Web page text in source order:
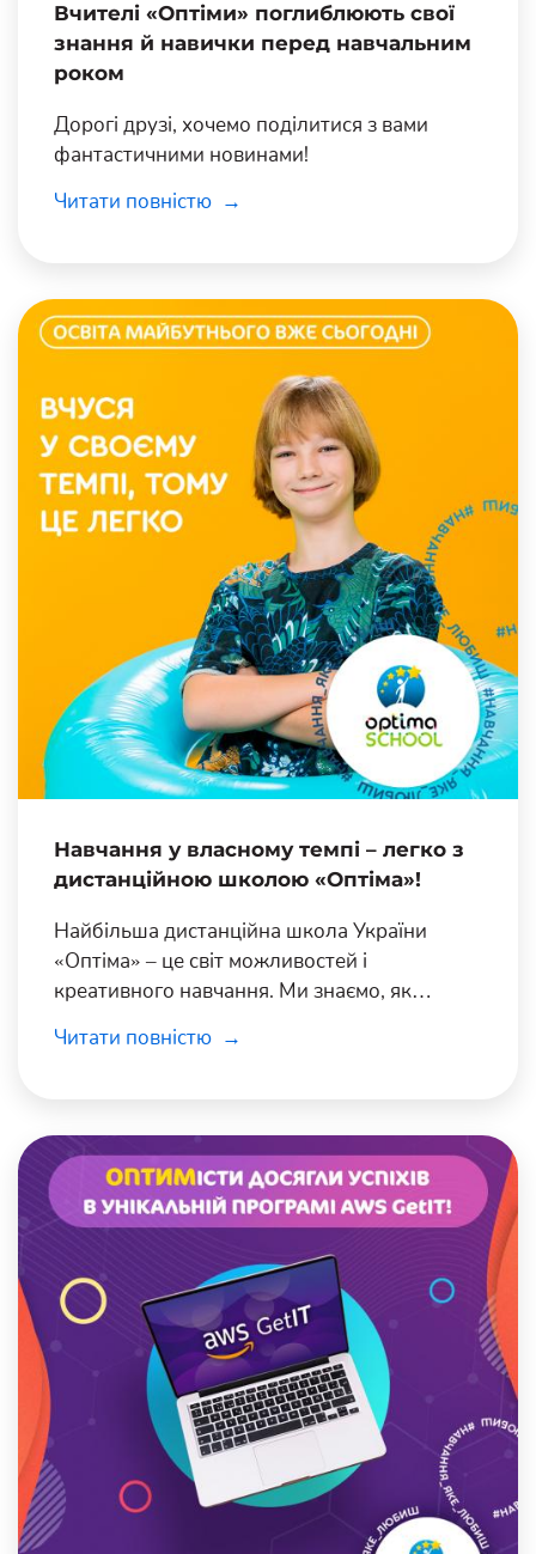
Вчителі «Оптіми» поглиблюють свої
знання й навички перед навчальним
роком
Дорогі друзі, хочемо поділитися з вами
фантастичними новинами!
Читати повністю
Навчання у власному темпі – легко з
дистанційною школою «Оптіма»!
Найбільша дистанційна школа України
«Оптіма» – це світ можливостей і
креативного навчання. Ми знаємо, як
Читати повністю